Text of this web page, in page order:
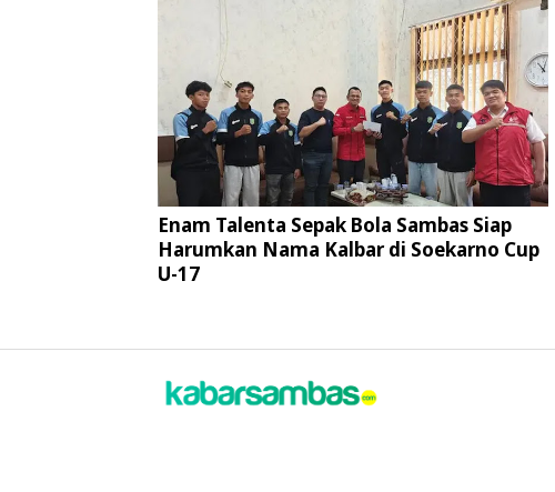
Enam Talenta Sepak Bola Sambas Siap
Harumkan Nama Kalbar di Soekarno Cup
U-17